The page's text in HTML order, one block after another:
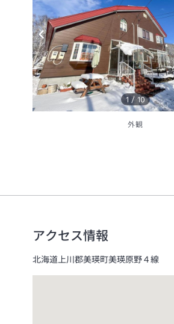
1 /10
外観
アクセス情報
北海道上川郡美瑛町美瑛原野４線